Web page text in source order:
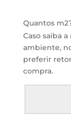
Quantos
Caso saiba
ambiente,
preferir
compra.